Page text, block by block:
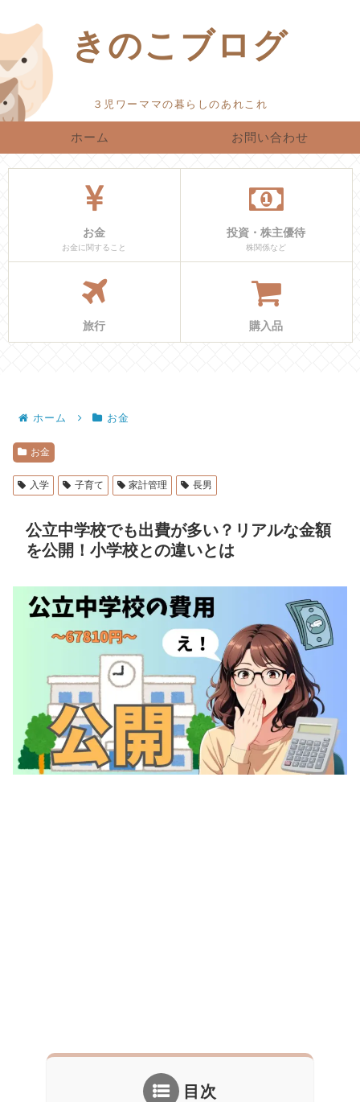
きのこブログ
ホーム お問い合わせ
お金
お金に関すること
投資・株主優待
株関係など
旅行 購入品
ホーム お金
お金
入学 子育て 家計管理 長男
公立中学校でも出費が多い？リアルな金額
を公開！小学校との違いとは
目次